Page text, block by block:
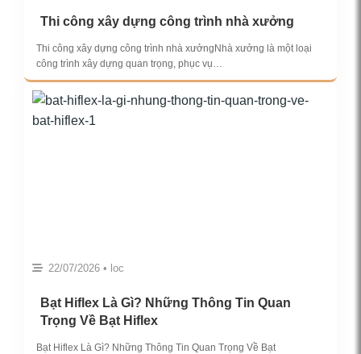
Thi công xây dựng công trình nhà xưởng
Thi công xây dựng công trình nhà xưởngNhà xưởng là một loại
công trình xây dựng quan trọng, phục vụ…
22/07/2026 • loc
Bạt Hiflex Là Gì? Những Thông Tin Quan
Trọng Về Bạt Hiflex
Bạt Hiflex Là Gì? Những Thông Tin Quan Trọng Về Bạt